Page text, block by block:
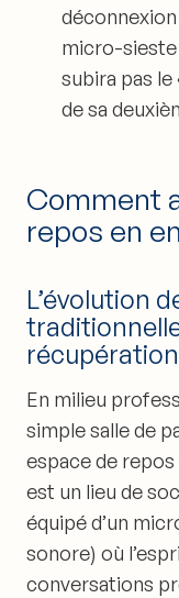
micro-sieste
subira pas
de sa
Comment
repos en
L’évolution
En milieu
simple salle de
espace de
est un lieu de
équipé d’un
sonore) où
conversations